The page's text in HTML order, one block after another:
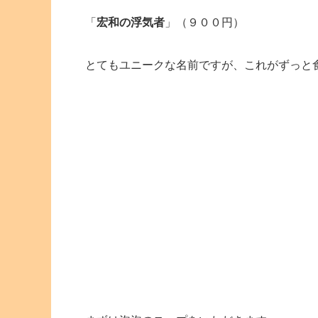
「 宏和の浮気者 」（９００円）
とてもユニークな名前ですが、これがずっと